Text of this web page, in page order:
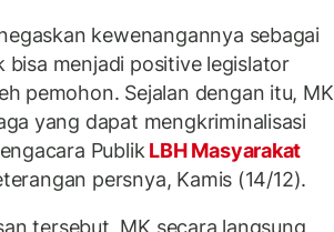
kewenangannya sebagai
menjadi positive legislator
pemohon. Sejalan dengan itu, MK
yang dapat mengkriminalisasi
Publik LBH Masyarakat
persnya, Kamis (14/12).
tersebut, MK secara langsung